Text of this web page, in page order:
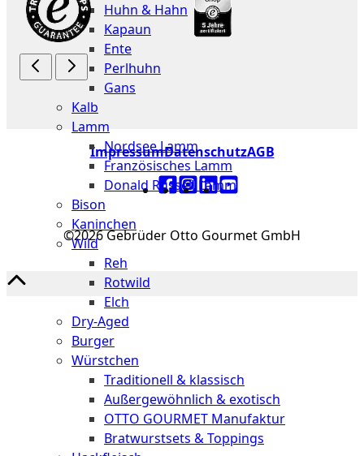
Huhn & Hahn
Kapaun
Ente
Perlhuhn
Gans
Kalb
Lamm
Nordsee Lamm
Französisches Lamm
Donald Russell Lamm
Bison
Kaninchen
Wild
Reh
Rotwild
Elch
Dry-Aged
Burger
Würstchen
Traditionell & klassisch
Außergewöhnlich & exotisch
OTTO GOURMET Manufaktur
Bratwurstsets & Toppings
ImpressumDatenschutzAGB
©2026 Gebrüder Otto Gourmet GmbH